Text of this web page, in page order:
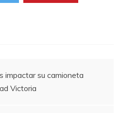
impactar su camioneta
Victoria